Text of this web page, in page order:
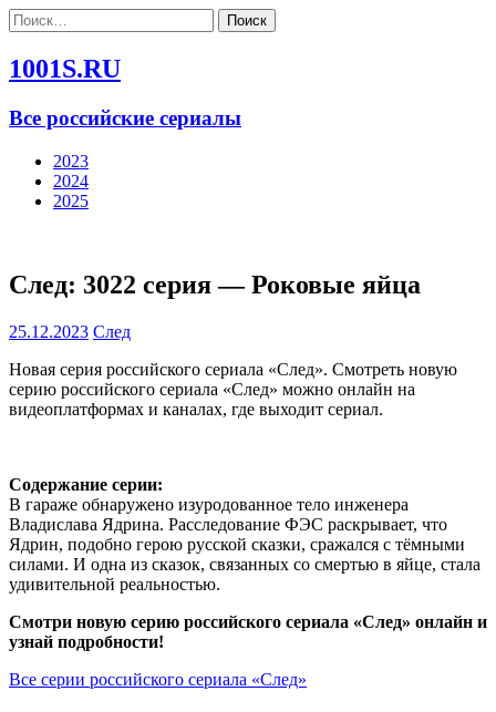
Найти:
1001S.RU
Все российские сериалы
2023
2024
2025
След: 3022 серия — Роковые яйца
25.12.2023 След
Новая серия российского сериала «След». Смотреть новую
серию российского сериала «След» можно онлайн на
видеоплатформах и каналах, где выходит сериал.
Содержание серии:
В гараже обнаружено изуродованное тело инженера
Владислава Ядрина. Расследование ФЭС раскрывает, что
Ядрин, подобно герою русской сказки, сражался с тёмными
силами. И одна из сказок, связанных со смертью в яйце, стала
удивительной реальностью.
Смотри новую серию российского сериала «След» онлайн и
узнай подробности!
Все серии российского сериала «След»